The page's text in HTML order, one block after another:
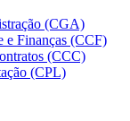
(CGA)
e Finanças (CCF)
(CCC)
(CPL)